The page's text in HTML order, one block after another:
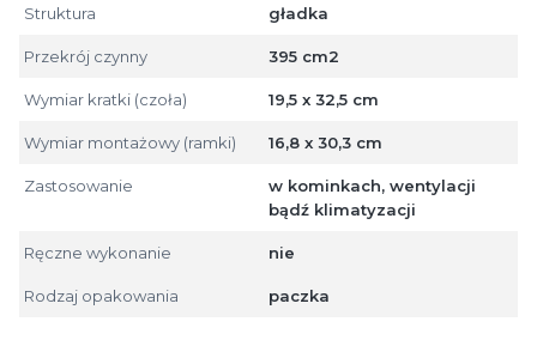
Struktura gładka
Przekrój czynny 395 cm2
Wymiar kratki (czoła) 19,5 x 32,5 cm
Wymiar montażowy (ramki) 16,8 x 30,3 cm
Zastosowanie
w kominkach, wentylacji
bądź klimatyzacji
Ręczne wykonanie nie
Rodzaj opakowania paczka